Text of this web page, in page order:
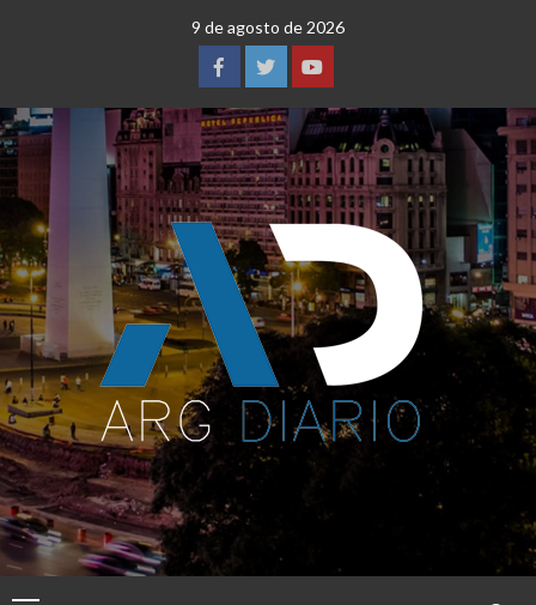
9 de agosto de 2026
Facebook
TwitterYouTube